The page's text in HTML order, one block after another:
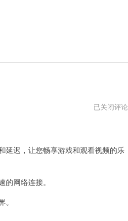
飞
2024
已关闭评论
迟，让您畅享游戏和观看视频的乐
网络连接。